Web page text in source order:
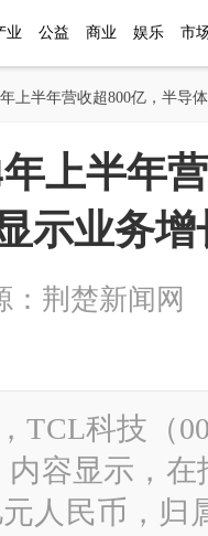
业 公益 商业 娱乐 市
上半年营收超800亿，半导
上半年
示业务
荆楚新闻网
TCL科技（
容显示，
人民币，